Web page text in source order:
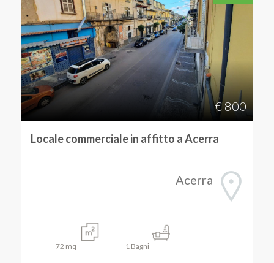
€ 800
Locale commerciale in affitto a Acerra
Acerra
72 mq 1Bagni
4
5
5+
Camere
minime